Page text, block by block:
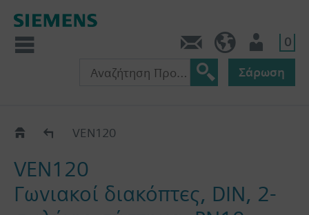
0
Σάρωση
VEN1..VEN120
VEN120
Γωνιακοί διακόπτες, DIN, 2-